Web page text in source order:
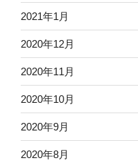
2021年1月
2020年12月
2020年11月
2020年10月
2020年9月
2020年8月